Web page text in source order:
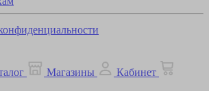
Магазины
Кабинет